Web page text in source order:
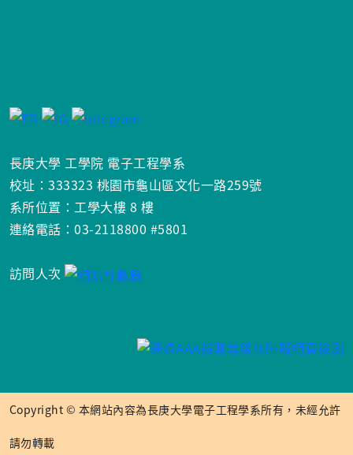
長庚大學 工學院 電子工程學系
校址：333323 桃園市龜山區文化一路259號
系所位置：工學大樓 8 樓
連絡電話：03-2118800 #5801
訪問人次
Copyright © 本網站內容為長庚大學電子工程學系所有，未經允許
請勿轉載